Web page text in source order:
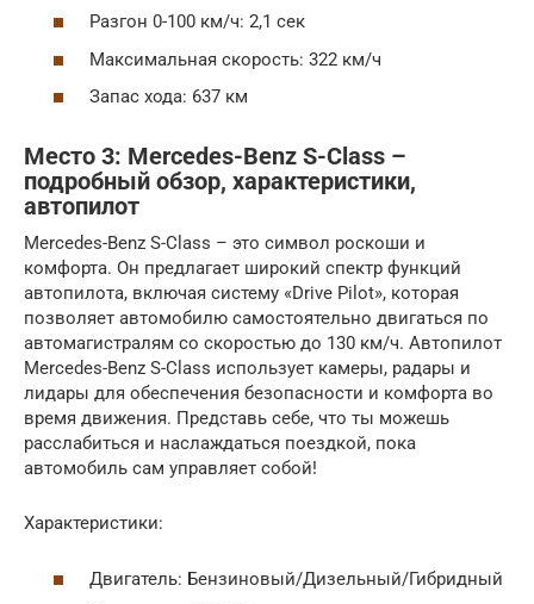
Разгон 0-100 км/ч: 2,1 сек
Максимальная скорость: 322 км/ч
Запас хода: 637 км
Место 3: Mercedes-Benz S-Class –
подробный обзор, характеристики,
автопилот
Mercedes-Benz S-Class – это символ роскоши и
комфорта. Он предлагает широкий спектр функций
автопилота, включая систему «Drive Pilot», которая
позволяет автомобилю самостоятельно двигаться по
автомагистралям со скоростью до 130 км/ч. Автопилот
Mercedes-Benz S-Class использует камеры, радары и
лидары для обеспечения безопасности и комфорта во
время движения. Представь себе, что ты можешь
расслабиться и наслаждаться поездкой, пока
автомобиль сам управляет собой!
Характеристики:
Двигатель: Бензиновый/Дизельный/Гибридный